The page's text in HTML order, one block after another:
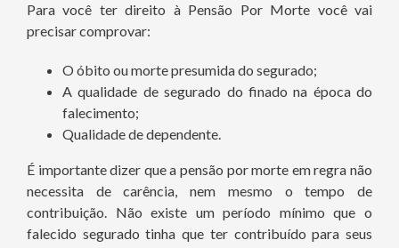
Para você ter direito à Pensão Por Morte você vai
precisar comprovar:
O óbito ou morte presumida do segurado;
A qualidade de segurado do finado na época do
falecimento;
Qualidade de dependente.
É importante dizer que a pensão por morte em regra não
necessita de carência, nem mesmo o tempo de
contribuição. Não existe um período mínimo que o
falecido segurado tinha que ter contribuído para seus